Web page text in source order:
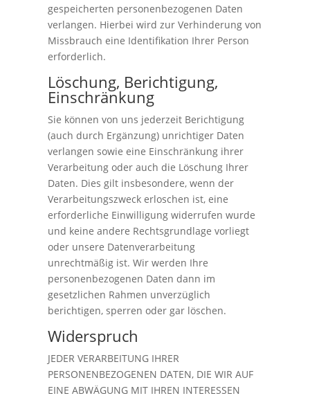
gespeicherten personenbezogenen Daten
verlangen. Hierbei wird zur Verhinderung von
Missbrauch eine Identifikation Ihrer Person
erforderlich.
Löschung, Berichtigung,
Einschränkung
Sie können von uns jederzeit Berichtigung
(auch durch Ergänzung) unrichtiger Daten
verlangen sowie eine Einschränkung ihrer
Verarbeitung oder auch die Löschung Ihrer
Daten. Dies gilt insbesondere, wenn der
Verarbeitungszweck erloschen ist, eine
erforderliche Einwilligung widerrufen wurde
und keine andere Rechtsgrundlage vorliegt
oder unsere Datenverarbeitung
unrechtmäßig ist. Wir werden Ihre
personenbezogenen Daten dann im
gesetzlichen Rahmen unverzüglich
berichtigen, sperren oder gar löschen.
Widerspruch
JEDER VERARBEITUNG IHRER
PERSONENBEZOGENEN DATEN, DIE WIR AUF
EINE ABWÄGUNG MIT IHREN INTERESSEN